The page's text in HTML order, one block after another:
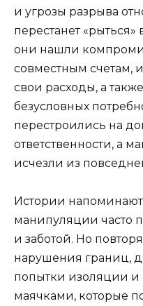
и угрозы разрыва
перестанет
они нашли
совместным счетам,
свои расходы, а
безусловных
перестроились на
ответственности, а
исчезли из
Истории
манипуляции часто
и заботой. Но
нарушения границ,
попытки изоляции и
маячками, которые